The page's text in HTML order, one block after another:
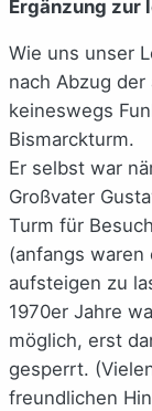
Ergänzung
Wie uns unser
nach Abzug
keineswegs
Bismarckturm.
Er selbst war
Großvater
Turm für
(anfangs
aufsteigen zu
1970er Jahre
möglich, erst
gesperrt.
freundlichen